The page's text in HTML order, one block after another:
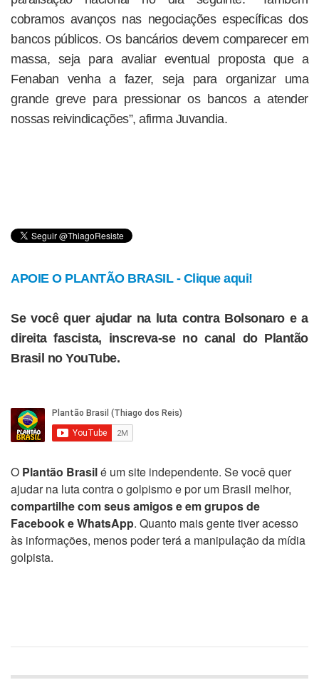
cobramos avanços nas negociações específicas dos
bancos públicos. Os bancários devem comparecer em
massa, seja para avaliar eventual proposta que a
Fenaban venha a fazer, seja para organizar uma
grande greve para pressionar os bancos a atender
nossas reivindicações”, afirma Juvandia.
APOIE O PLANTÃO BRASIL - Clique aqui!
Se você quer ajudar na luta contra Bolsonaro e a
direita fascista, inscreva-se no canal do Plantão
Brasil no YouTube.
O Plantão Brasilé um site independente. Se você quer
ajudar na luta contra o golpismo e por um Brasil melhor,
compartilhe com seus amigos e em grupos de
Facebook e WhatsApp. Quanto mais gente tiver acesso
às informações, menos poder terá a manipulação da mídia
golpista.